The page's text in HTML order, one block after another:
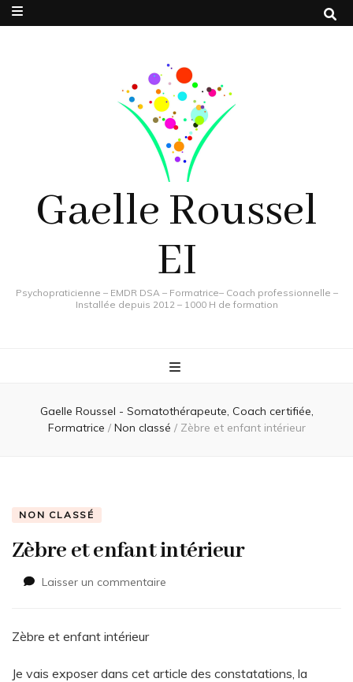
Gaelle Roussel
EI
Psychopraticienne – EMDR DSA – Formatrice– Coach professionnelle –
Installée depuis 2012 – 1000 H de formation
Gaelle Roussel - Somatothérapeute, Coach certifiée,
Formatrice / Non classé / Zèbre et enfant intérieur
NON CLASSÉ
Zèbre et enfant intérieur
Laisser un commentaire
Zèbre et enfant intérieur
Je vais exposer dans cet article des constatations, la